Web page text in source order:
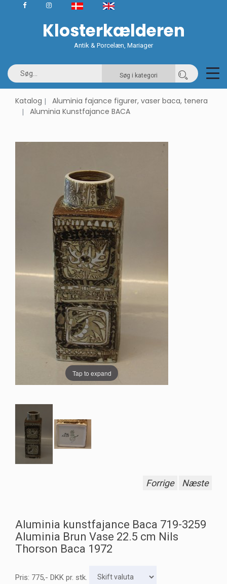
Klosterkælderen
Antik & Porcelæn, Mariager
Søg i kategori
Katalog
Aluminia fajance figurer, vaser baca, tenera
Aluminia Kunstfajance BACA
Tap to expand
Forrige Næste
Aluminia kunstfajance Baca 719-3259
Aluminia Brun Vase 22.5 cm Nils
Thorson Baca 1972
Pris: 775,- DKK pr. stk.